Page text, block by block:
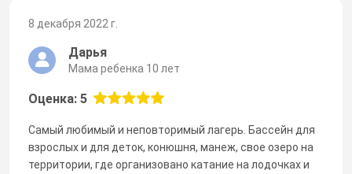
8 декабря 2022 г.
Дарья
Мама ребенка 10 лет
Оценка: 5
Самый любимый и неповторимый лагерь. Бассейн для
взрослых и для деток, конюшня, манеж, свое озеро на
территории, где организовано катание на лодочках и